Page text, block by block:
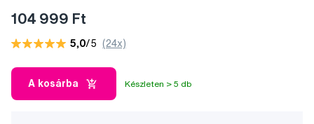
104 999 Ft
5,0/5 (24x)
A kosárba Készleten > 5 db